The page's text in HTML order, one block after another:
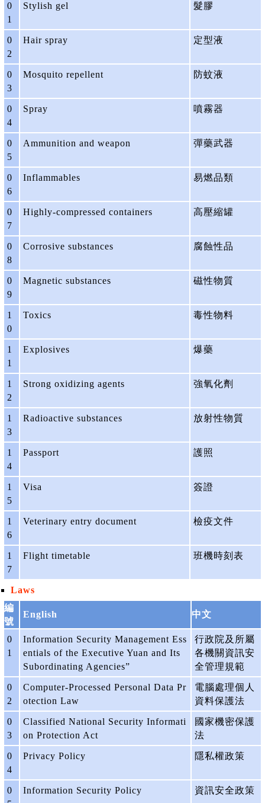
0
1
Stylish gel 髮膠
0
2
Hair spray 定型液
0
3
Mosquito repellent 防蚊液
0
4
Spray 噴霧器
0
5
Ammunition and weapon 彈藥武器
0
6
Inflammables 易燃品類
0
7
Highly-compressed containers 高壓縮罐
0
8
Corrosive substances 腐蝕性品
0
9
Magnetic substances 磁性物質
1
0
Toxics 毒性物料
1
1
Explosives 爆藥
1
2
Strong oxidizing agents 強氧化劑
1
3
Radioactive substances 放射性物質
1
4
Passport 護照
1
5
Visa 簽證
1
6
Veterinary entry document 檢疫文件
1
7
Flight timetable 班機時刻表
Laws
編
號
English 中文
0
1
Information Security Management Ess
entials of the Executive Yuan and Its
Subordinating Agencies”
行政院及所屬
各機關資訊安
全管理規範
0
2
Computer-Processed Personal Data Pr
otection Law
電腦處理個人
資料保護法
0
3
Classified National Security Informati
on Protection Act
國家機密保護
法
0
4
Privacy Policy 隱私權政策
0
Information Security Policy 資訊安全政策